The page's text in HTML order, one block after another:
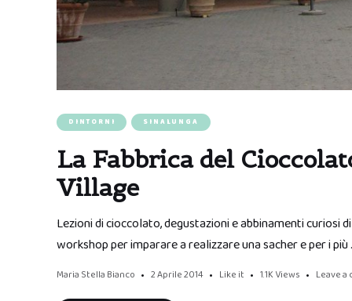
DINTORNI SINALUNGA
La Fabbrica del
Village
Lezioni di cioccolato, degustazioni e abbinamenti curiosi
workshop per imparare a realizzare una sacher e per i più
Maria Stella Bianco 2 Aprile 2014 Like it 1.1K Views Leave